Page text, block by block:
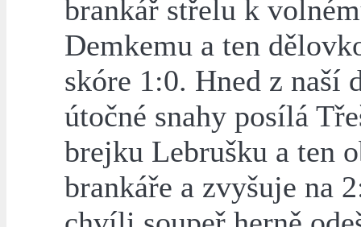
brankář střelu k
Demkemu a ten
skóre 1:0. Hned z naší
útočné snahy posílá
brejku Lebrušku a ten
brankáře a zvyšuje na